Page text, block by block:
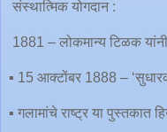
संस्थात्मिक योगदान :
1881 – लोकमान्य टिळक
▪️ 15 आक्टोंबर 1888 –
▪️ गलामांचे राष्ट्र या पुस्तकात